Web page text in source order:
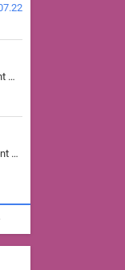
Amióta bejött, csak ezzel játszom. Viszont mint minden más - akár az alapjáték is, ez is baromira összetett lett. Néha már pár kör után is esélytelen az egész. Vagy irreállisan túltápol valaki, vagy lelép a partner, vagy csak hülye mint a segg. És amikor eljönne az én időm, na akkor jön el mindenki másé is. Engem jobban érdekelne, hogy ki milyen ratingen szokott játszani. Na ez lenne egy érdekes adat.
Én azóta nem BG-zek amióta duo van. Pont azt szerettem benne, hogy rajtam múlik mi történik, nem pedig a társamon. Kérem vissza a régi BG-t :D